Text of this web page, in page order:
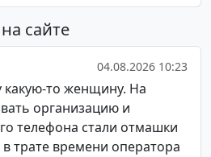
сайте
04.08.2026 10:23
какую-то женщину. На
организацию и
телефона стали отмашки
трате времени оператора